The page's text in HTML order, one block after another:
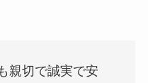
親切で誠実で安